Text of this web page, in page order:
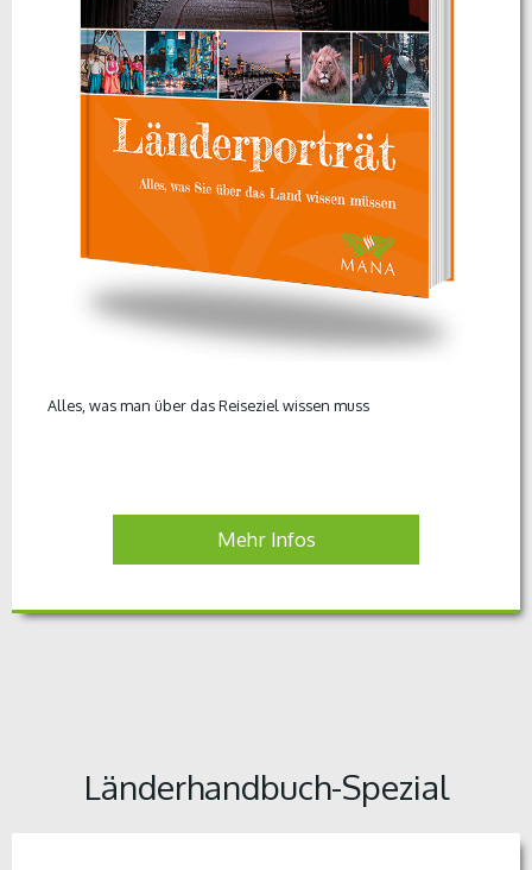
Alles, was man über das Reiseziel wissen muss
Mehr Infos
Länderhandbuch-Spezial